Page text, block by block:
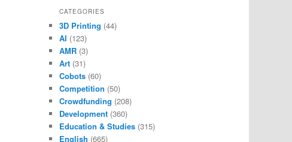
CATEGORIES
3D Printing (44)
AI (123)
AMR (3)
Art (31)
Cobots (60)
Competition (50)
Crowdfunding (208)
Development (360)
Education & Studies (315)
English (665)